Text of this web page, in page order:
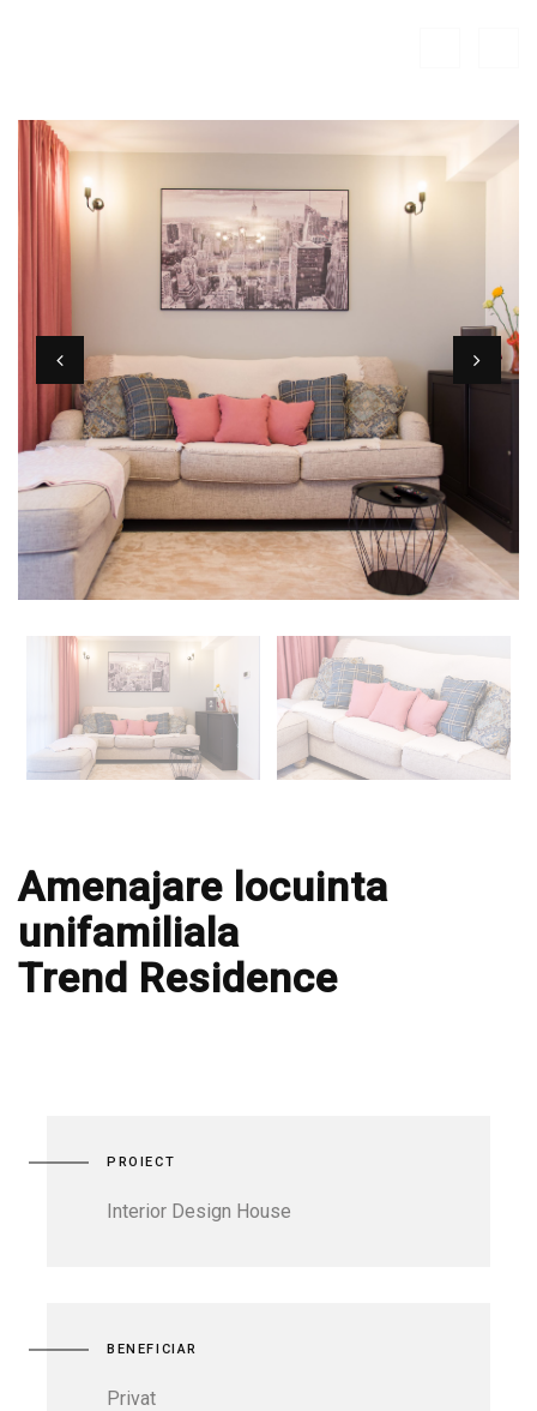
Amenajare locuinta
unifamiliala
Trend Residence
PROIECT
Interior Design House
BENEFICIAR
Privat